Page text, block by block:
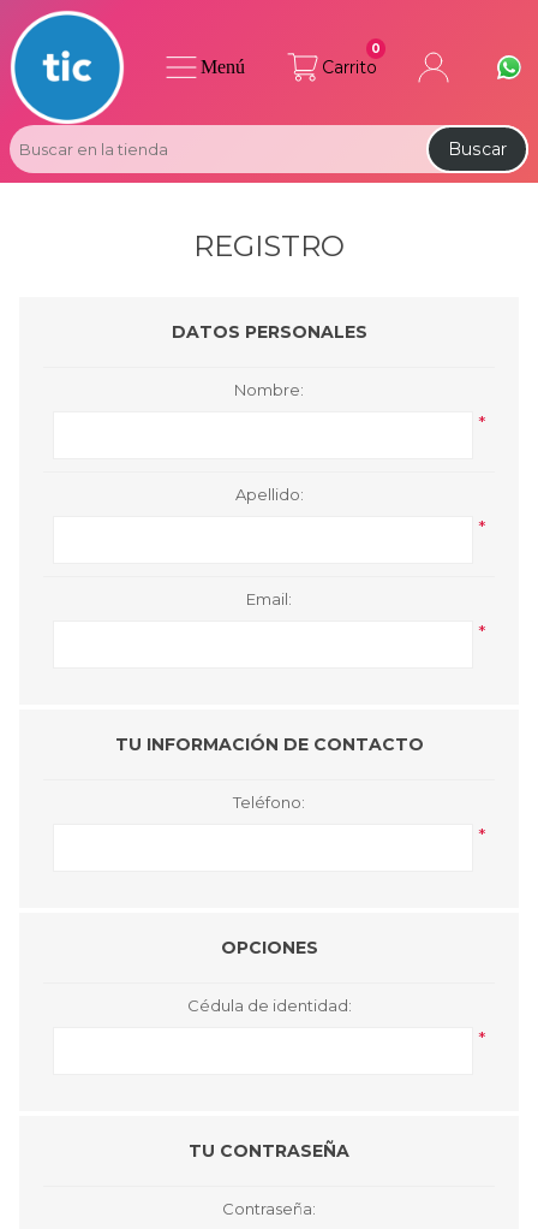
Carrito
0
Buscar
Menú
REGISTRO
DATOS PERSONALES
Nombre:
*
Apellido:
*
Email:
*
TU INFORMACIÓN DE CONTACTO
Teléfono:
*
OPCIONES
Cédula de identidad:
*
TU CONTRASEÑA
Contraseña: